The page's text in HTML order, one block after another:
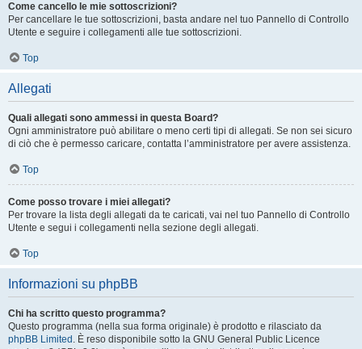
Come cancello le mie sottoscrizioni?
Per cancellare le tue sottoscrizioni, basta andare nel tuo Pannello di Controllo
Utente e seguire i collegamenti alle tue sottoscrizioni.
Top
Allegati
Quali allegati sono ammessi in questa Board?
Ogni amministratore può abilitare o meno certi tipi di allegati. Se non sei sicuro
di ciò che è permesso caricare, contatta l’amministratore per avere assistenza.
Top
Come posso trovare i miei allegati?
Per trovare la lista degli allegati da te caricati, vai nel tuo Pannello di Controllo
Utente e segui i collegamenti nella sezione degli allegati.
Top
Informazioni su phpBB
Chi ha scritto questo programma?
Questo programma (nella sua forma originale) è prodotto e rilasciato da
phpBB Limited . È reso disponibile sotto la GNU General Public Licence